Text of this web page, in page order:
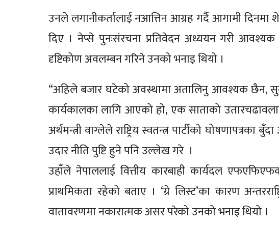
उनले लगानीकर्तालाई नआत्तिन आग्रह गर्दै आगामी
दिए । नेप्से पुनःसंरचना प्रतिवेदन अध्ययन गरी आवश्यक
दृष्टिकोण अवलम्बन गरिने उनको भनाइ थियो ।
“अहिले बजार घटेको अवस्थामा अतालिनु आवश्यक छैन,
कार्यकालका लागि आएको हो, एक साताको
अर्थमन्त्री वाग्लेले राष्ट्रिय स्वतन्त्र पार्टीको
उदार नीति पुष्टि हुने पनि उल्लेख गरे ।
उहाँले नेपाललाई वित्तीय कारबाही कार्यदल
प्राथमिकता रहेको बताए । ‘ग्रे लिस्ट’का कारण
वातावरणमा नकारात्मक असर परेको उनको भनाइ थियो ।